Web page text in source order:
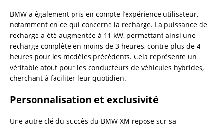
BMW a également pris en compte l’expérience utilisateur,
notamment en ce qui concerne la recharge. La puissance de
recharge a été augmentée à 11 kW, permettant ainsi une
recharge complète en moins de 3 heures, contre plus de 4
heures pour les modèles précédents. Cela représente un
véritable atout pour les conducteurs de véhicules hybrides,
cherchant à faciliter leur quotidien.
Personnalisation et exclusivité
Une autre clé du succès du BMW XM repose sur sa